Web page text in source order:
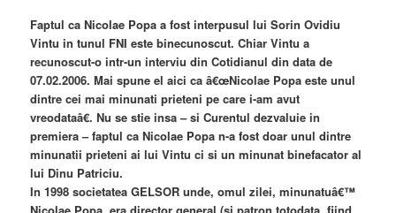
Faptul ca Nicolae Popa a fost interpusul lui Sorin Ovidiu
Vintu in tunul FNI este binecunoscut. Chiar Vintu a
recunoscut-o intr-un interviu din Cotidianul din data de
07.02.2006. Mai spune el aici ca â€œNicolae Popa este unul
dintre cei mai minunati prieteni pe care i-am avut
vreodataâ€. Nu se stie insa – si Curentul dezvaluie in
premiera – faptul ca Nicolae Popa n-a fost doar unul dintre
minunatii prieteni ai lui Vintu ci si un minunat binefacator al
lui Dinu Patriciu.
In 1998 societatea GELSOR unde, omul zilei, minunatuâ€™